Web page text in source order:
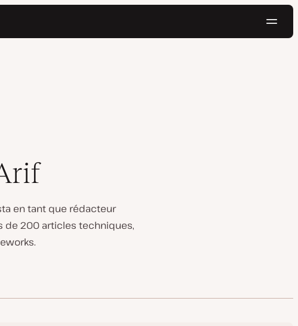
en tant que rédacteur
de 200 articles techniques,